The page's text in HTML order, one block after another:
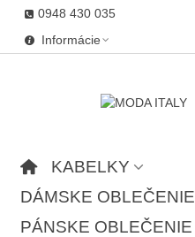
0948 430 035
Informácie
KABELKY
DÁMSKE OBLEČENIE
PÁNSKE OBLEČENIE